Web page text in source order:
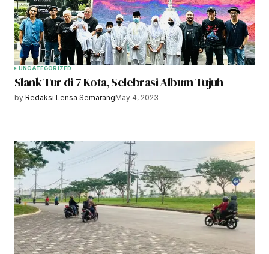
UNCATEGORIZED
Slank Tur di 7 Kota, Selebrasi Album Tujuh
by Redaksi Lensa SemarangMay 4, 2023